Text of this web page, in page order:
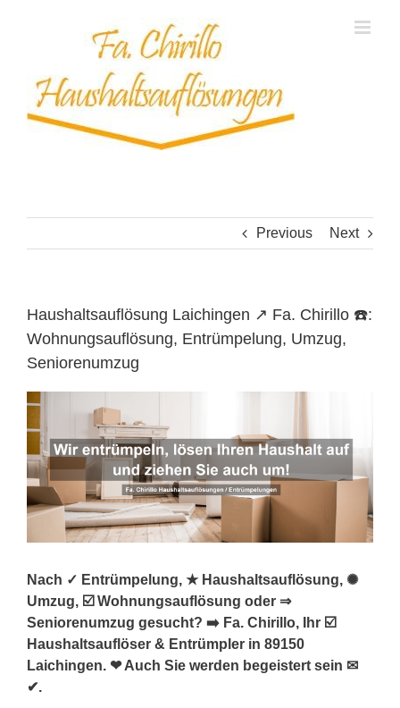
Previous Next
Haushaltsauflösung Laichingen ↗️ Fa. Chirillo ☎️:
Wohnungsauflösung, Entrümpelung, Umzug,
Seniorenumzug
Nach ✓ Entrümpelung, ★ Haushaltsauflösung, ✺
Umzug, ☑️ Wohnungsauflösung oder ⇒
Seniorenumzug gesucht? ➡️ Fa. Chirillo, Ihr ☑️
Haushaltsauflöser & Entrümpler in 89150
Laichingen. ❤ Auch Sie werden begeistert sein ✉
✔.